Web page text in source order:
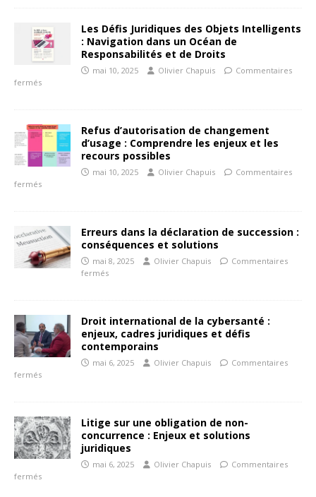
Les Défis Juridiques des Objets Intelligents
: Navigation dans un Océan de
Responsabilités et de Droits
mai 10, 2025 Olivier Chapuis
Commentaires
fermés
Refus d’autorisation de changement
d’usage : Comprendre les enjeux et les
recours possibles
mai 10, 2025 Olivier Chapuis
Commentaires
fermés
Erreurs dans la déclaration de succession :
conséquences et solutions
mai 8, 2025 Olivier Chapuis
Commentaires
fermés
Droit international de la cybersanté :
enjeux, cadres juridiques et défis
contemporains
mai 6, 2025 Olivier Chapuis
Commentaires
fermés
Litige sur une obligation de non-
concurrence : Enjeux et solutions
juridiques
mai 6, 2025 Olivier Chapuis
Commentaires
fermés